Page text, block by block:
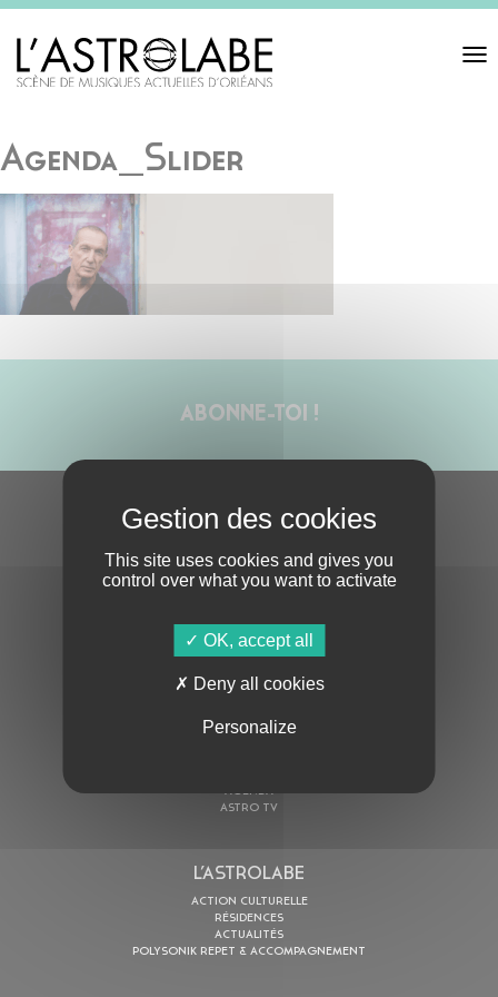
Toggle
Agenda_Slider
ABONNE-TOI !
S'ABONNER À LA NEWSLETTER
En cochant cette case, j’accepte la Politique de confidentialité
AGENDA
ASTRO TV
L’ASTROLABE
ACTION CULTURELLE
RÉSIDENCES
ACTUALITÉS
POLYSONIK REPET & ACCOMPAGNEMENT
This site uses cookies and gives you
control over what you want to activate
OK, accept all
Deny all cookies
Personalize